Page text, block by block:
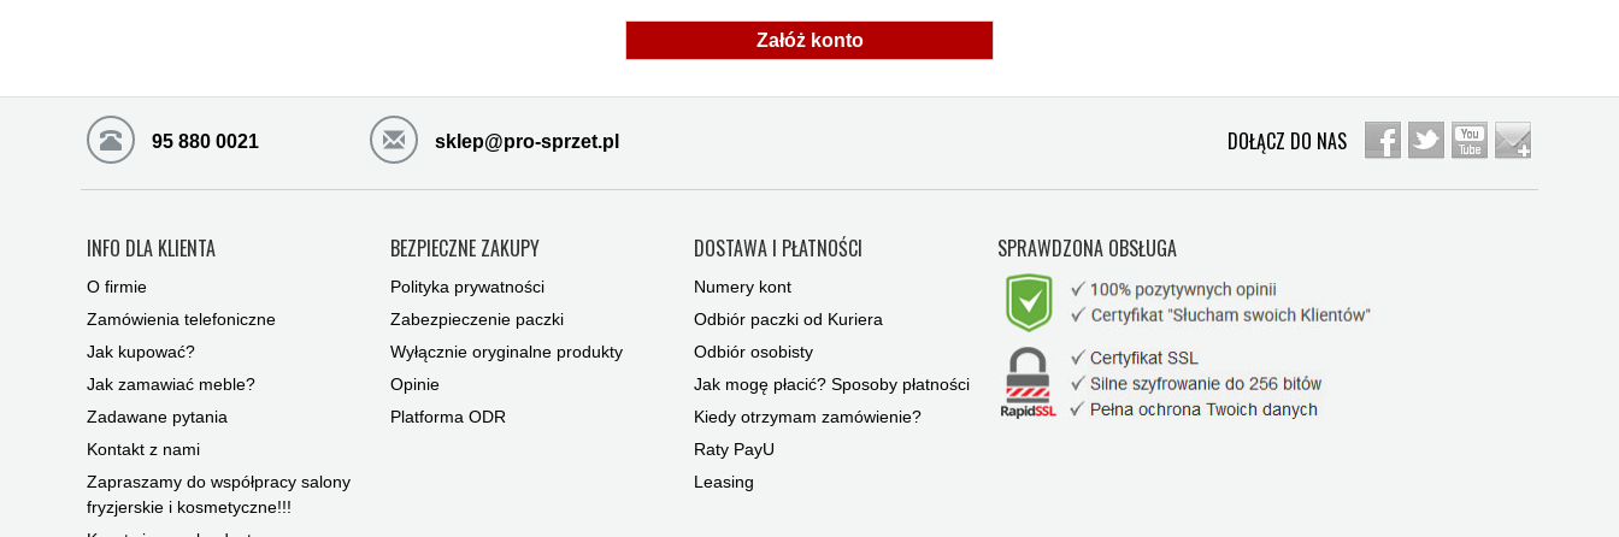
Załóż konto
95 880 0021 sklep@pro-sprzet.pl DOŁĄCZ DO NAS
INFO DLA KLIENTA
O firmie
Zamówienia telefoniczne
Jak kupować?
Jak zamawiać meble?
Zadawane pytania
Kontakt z nami
Zapraszamy do współpracy salony
fryzjerskie i kosmetyczne!!!
BEZPIECZNE ZAKUPY
Polityka prywatności
Zabezpieczenie paczki
Wyłącznie oryginalne produkty
Opinie
Platforma ODR
DOSTAWA I PŁATNOŚCI
Numery kont
Odbiór paczki od Kuriera
Odbiór osobisty
Jak mogę płacić? Sposoby płatności
Kiedy otrzymam zamówienie?
Raty PayU
Leasing
SPRAWDZONA OBSŁUGA